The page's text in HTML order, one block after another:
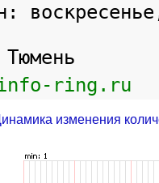
ring.ru
изменения